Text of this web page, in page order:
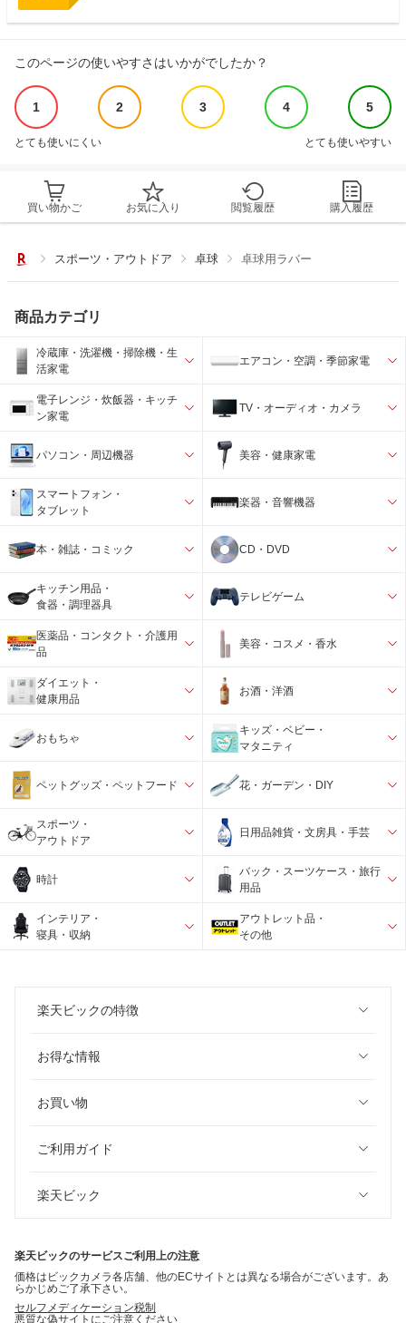
このページの使いやすさはいかがでしたか？
1 2 3 4 5
とても使いにくい とても使いやすい
買い物かご お気に入り 閲覧履歴 購入履歴
スポーツ・アウトドア 卓球 卓球用ラバー
商品カテゴリ
冷蔵庫・洗濯機・掃除機・生
活家電
エアコン・空調・季節家電
電子レンジ・炊飯器・キッチ
ン家電
TV・オーディオ・カメラ
パソコン・周辺機器 美容・健康家電
スマートフォン・
タブレット
楽器・音響機器
本・雑誌・コミック CD・DVD
キッチン用品・
食器・調理器具
テレビゲーム
医薬品・コンタクト・介護用
品
美容・コスメ・香水
ダイエット・
健康用品
お酒・洋酒
おもちゃ
キッズ・ベビー・
マタニティ
ペットグッズ・ペットフード 花・ガーデン・DIY
スポーツ・
アウトドア
日用品雑貨・文房具・手芸
時計
バック・スーツケース・旅行
用品
インテリア・
寝具・収納
アウトレット品・
その他
楽天ビックの特徴
お得な情報
お買い物
ご利用ガイド
楽天ビック
楽天ビックのサービスご利用上の注意
価格はビックカメラ各店舗、他のECサイトとは異なる場合がございます。あ
らかじめご了承下さい。
セルフメディケーション税制
悪質な偽サイトにご注意ください